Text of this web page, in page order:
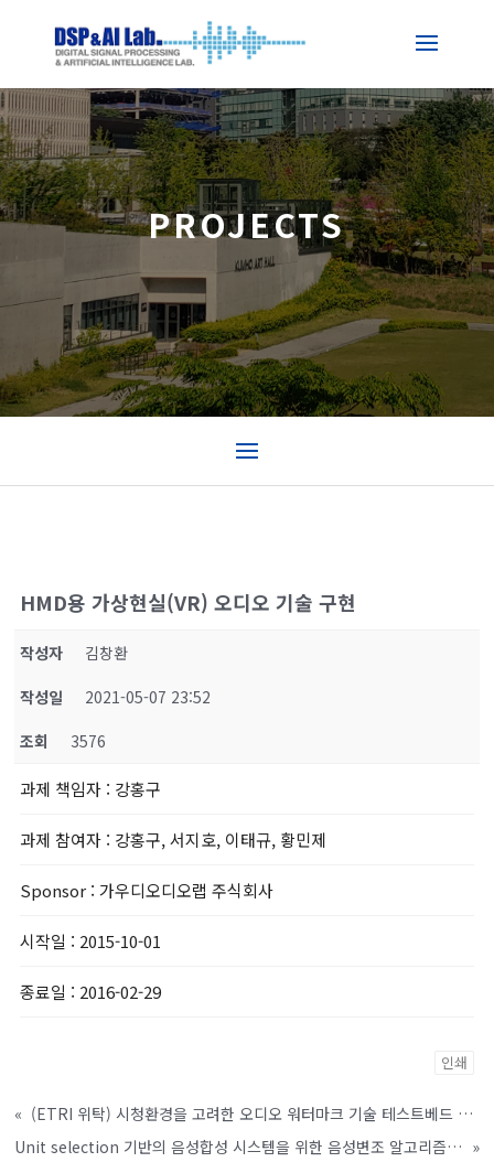
PROJECTS
HMD용 가상현실(VR) 오디오 기술 구현
작성자
김창환
작성일
2021-05-07 23:52
조회
3576
과제 책임자 : 강홍구
과제 참여자 : 강홍구, 서지호, 이태규, 황민제
Sponsor : 가우디오디오랩 주식회사
시작일 : 2015-10-01
종료일 : 2016-02-29
인쇄
«
(ETRI 위탁) 시청환경을 고려한 오디오 워터마크 기술 테스트베드 구현 및 성능 검증
Unit selection 기반의 음성합성 시스템을 위한 음성변조 알고리즘 제안 »